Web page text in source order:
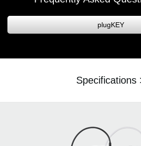
plugKEY
Specifications